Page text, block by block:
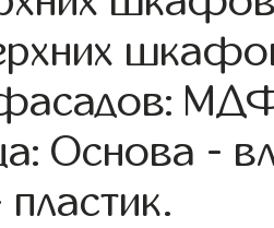
Основа -